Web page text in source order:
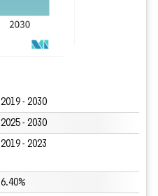
2019 - 2030
2025 - 2030
2019 - 2023
6.40%